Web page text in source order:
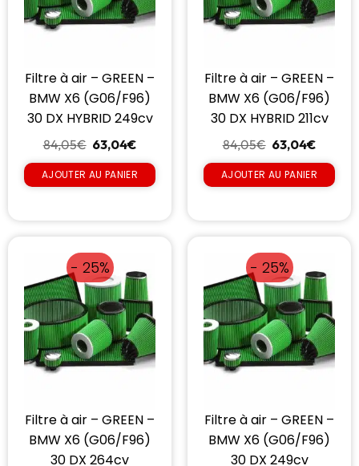
Filtre à air – GREEN –
BMW X6 (G06/F96)
30 DX HYBRID 249cv
84,05€ 63,04€
AJOUTER AU PANIER
Filtre à air – GREEN –
BMW X6 (G06/F96)
30 DX HYBRID 211cv
84,05€ 63,04€
AJOUTER AU PANIER
- 25%
Filtre à air – GREEN –
BMW X6 (G06/F96)
30 DX 264cv
- 25%
Filtre à air – GREEN –
BMW X6 (G06/F96)
30 DX 249cv